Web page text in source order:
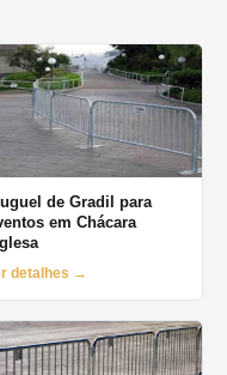
de Gradil para
em Chácara
detalhes →